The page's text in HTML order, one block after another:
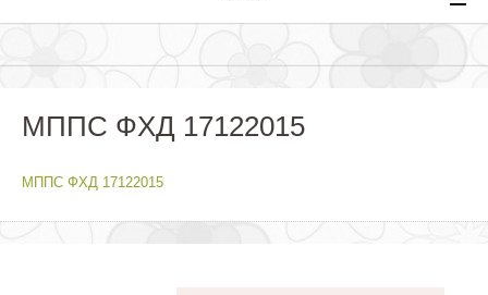
МППС ФХД 17122015
МППС ФХД 17122015